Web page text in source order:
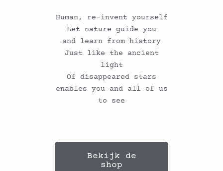
Human, re-invent yourself
Let nature guide you
and learn from history
Just like the ancient
light
Of disappeared stars
enables you and all of us
to see
Bekijk de
shop